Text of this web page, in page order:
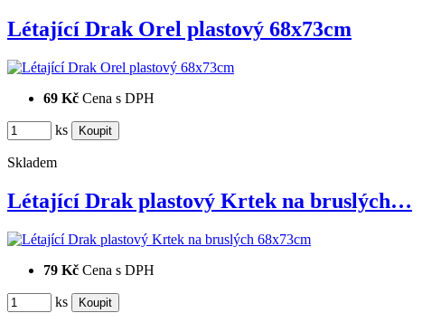
Létající Drak Orel plastový 68x73cm
69 Kč Cena s DPH
ks
Skladem
Létající Drak plastový Krtek na bruslých…
79 Kč Cena s DPH
ks